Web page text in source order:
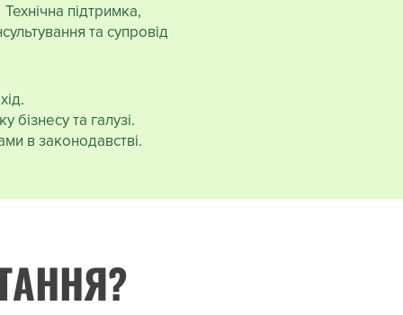
Технічна підтримка,
та супровід
та галузі.
в законодавстві.